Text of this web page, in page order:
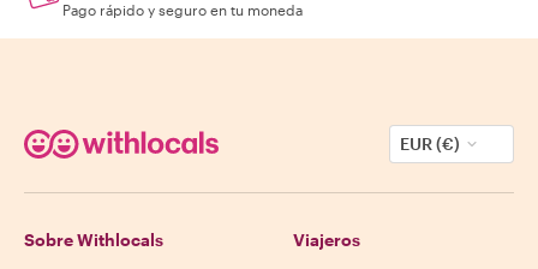
Pago rápido y seguro en tu moneda
EUR (€)
Sobre Withlocals Viajeros